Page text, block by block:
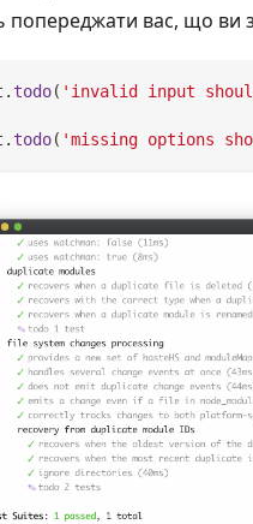
попереджати вас, що ви
. todo( 'invalid input
. todo( 'missing options